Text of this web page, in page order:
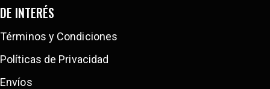
DE INTERÉS
Términos y Condiciones
Políticas de Privacidad
Envíos